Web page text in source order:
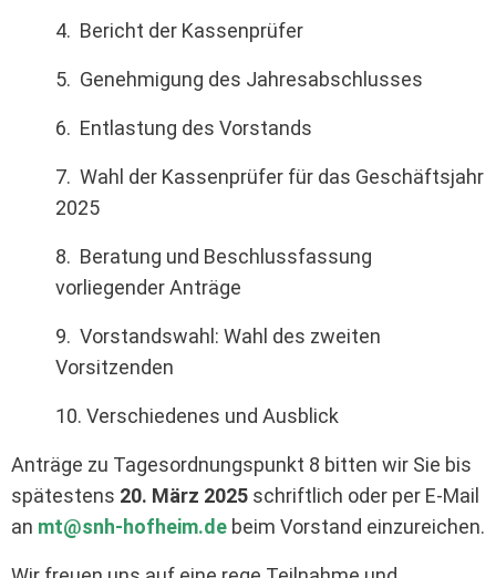
4. Bericht der Kassenprüfer
5. Genehmigung des Jahresabschlusses
6. Entlastung des Vorstands
7. Wahl der Kassenprüfer für das Geschäftsjahr
2025
8. Beratung und Beschlussfassung
vorliegender Anträge
9. Vorstandswahl: Wahl des zweiten
Vorsitzenden
10. Verschiedenes und Ausblick
Anträge zu Tagesordnungspunkt 8 bitten wir Sie bis
spätestens 20. März 2025 schriftlich oder per E-Mail
an mt@snh-hofheim.de beim Vorstand einzureichen.